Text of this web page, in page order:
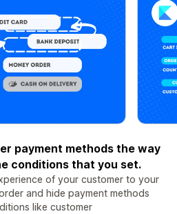
payment methods the way
conditions that you set.
of your customer to your
and hide payment methods
like customer